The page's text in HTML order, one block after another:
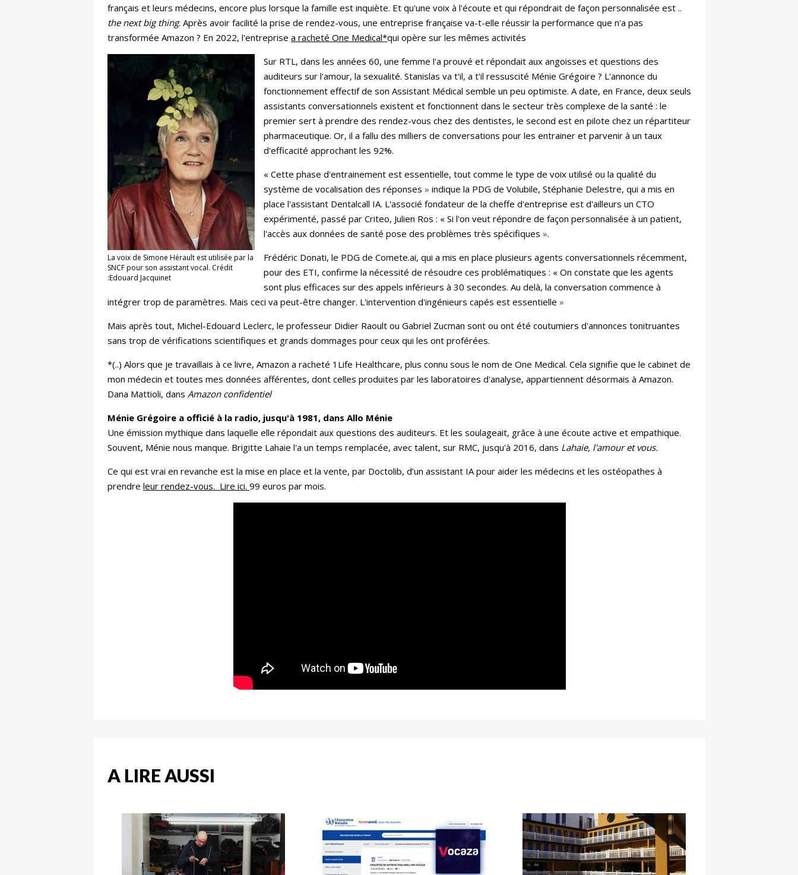
français et leurs médecins, encore plus lorsque la famille est inquiète. Et qu'une voix à l'écoute et qui répondrait de façon personnalisée est ..
the next big thing. Après avoir facilité la prise de rendez-vous, une entreprise française va-t-elle réussir la performance que n'a pas
transformée Amazon ? En 2022, l'entreprise a racheté One Medical*qui opère sur les mêmes activités
La voix de Simone Hérault est utilisée par la
SNCF pour son assistant vocal. Crédit
:Edouard Jacquinet
Sur RTL, dans les années 60, une femme l'a prouvé et répondait aux angoisses et questions des
auditeurs sur l'amour, la sexualité. Stanislas va t'il, a t'il ressuscité Ménie Grégoire ? L'annonce du
fonctionnement effectif de son Assistant Médical semble un peu optimiste. A date, en France, deux seuls
assistants conversationnels existent et fonctionnent dans le secteur très complexe de la santé : le
premier sert à prendre des rendez-vous chez des dentistes, le second est en pilote chez un répartiteur
pharmaceutique. Or, il a fallu des milliers de conversations pour les entrainer et parvenir à un taux
d'efficacité approchant les 92%.
« Cette phase d'entrainement est essentielle, tout comme le type de voix utilisé ou la qualité du
système de vocalisation des réponses » indique la PDG de Volubile, Stéphanie Delestre, qui a mis en
place l'assistant Dentalcall IA. L'associé fondateur de la cheffe d'entreprise est d'ailleurs un CTO
expérimenté, passé par Criteo, Julien Ros : « Si l'on veut répondre de façon personnalisée à un patient,
l'accès aux données de santé pose des problèmes très spécifiques ».
Frédéric Donati, le PDG de Comete.ai, qui a mis en place plusieurs agents conversationnels récemment,
pour des ETI, confirme la nécessité de résoudre ces problématiques : « On constate que les agents
sont plus efficaces sur des appels inférieurs à 30 secondes. Au delà, la conversation commence à
intégrer trop de paramètres. Mais ceci va peut-être changer. L'intervention d'ingénieurs capés est essentielle »
Mais après tout, Michel-Edouard Leclerc, le professeur Didier Raoult ou Gabriel Zucman sont ou ont été coutumiers d'annonces tonitruantes
sans trop de vérifications scientifiques et grands dommages pour ceux qui les ont proférées.
*(..) Alors que je travaillais à ce livre, Amazon a racheté 1Life Healthcare, plus connu sous le nom de One Medical. Cela signifie que le cabinet de
mon médecin et toutes mes données afférentes, dont celles produites par les laboratoires d'analyse, appartiennent désormais à Amazon.
Dana Mattioli, dans Amazon confidentiel
Ménie Grégoire a officié à la radio, jusqu'à 1981, dans Allo Ménie
Une émission mythique dans laquelle elle répondait aux questions des auditeurs. Et les soulageait, grâce à une écoute active et empathique.
Souvent, Ménie nous manque. Brigitte Lahaie l'a un temps remplacée, avec talent, sur RMC, jusqu'à 2016, dans Lahaie, l'amour et vous.
Ce qui est vrai en revanche est la mise en place et la vente, par Doctolib, d’un assistant IA pour aider les médecins et les ostéopathes à
prendre leur rendez-vous. Lire ici. 99 euros par mois.
A LIRE AUSSI